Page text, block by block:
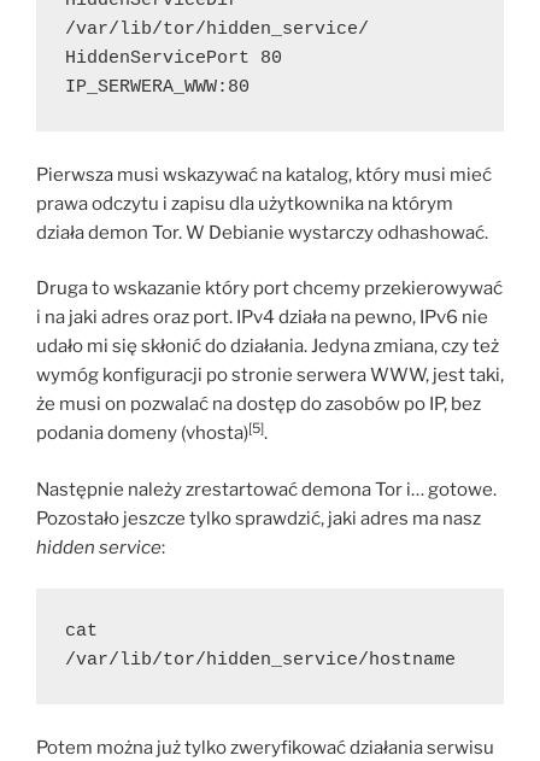
/var/lib/tor/hidden_service/
HiddenServicePort 80
IP_SERWERA_WWW:80
Pierwsza musi wskazywać na katalog, który musi mieć
prawa odczytu i zapisu dla użytkownika na którym
działa demon Tor. W Debianie wystarczy odhashować.
Druga to wskazanie który port chcemy przekierowywać
i na jaki adres oraz port. IPv4 działa na pewno, IPv6 nie
udało mi się skłonić do działania. Jedyna zmiana, czy też
wymóg konfiguracji po stronie serwera WWW, jest taki,
że musi on pozwalać na dostęp do zasobów po IP, bez
podania domeny (vhosta)[5].
Następnie należy zrestartować demona Tor i… gotowe.
Pozostało jeszcze tylko sprawdzić, jaki adres ma nasz
hidden service:
cat
/var/lib/tor/hidden_service/hostname
Potem można już tylko zweryfikować działania serwisu